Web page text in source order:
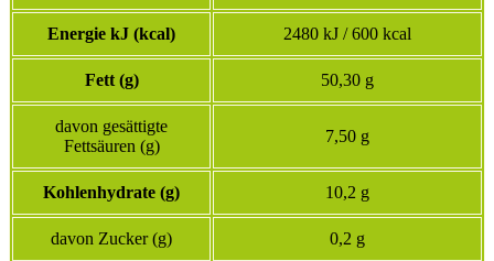
Energie kJ (kcal) 2480 kJ / 600 kcal
Fett (g) 50,30 g
davon gesättigte
Fettsäuren (g)
7,50 g
Kohlenhydrate (g) 10,2 g
davon Zucker (g) 0,2 g